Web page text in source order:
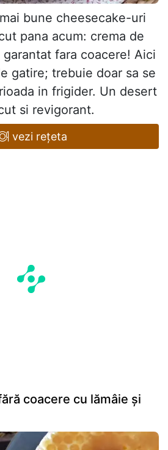
bune cheesecake-uri
pana acum: crema de
garantat fara coacere! Aici
gatire; trebuie doar sa se
in frigider. Un desert
si revigorant.
vezi rețeta
coacere cu lămâie și